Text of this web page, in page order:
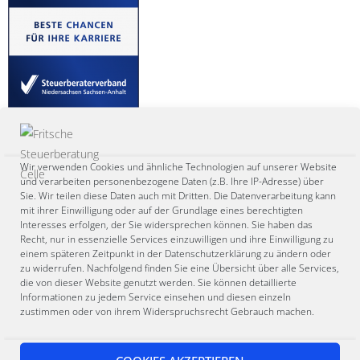
Wir verwenden Cookies und ähnliche Technologien auf unserer Website
und verarbeiten personenbezogene Daten (z.B. Ihre IP-Adresse) über
Sie. Wir teilen diese Daten auch mit Dritten. Die Datenverarbeitung kann
mit ihrer Einwilligung oder auf der Grundlage eines berechtigten
Interesses erfolgen, der Sie widersprechen können. Sie haben das
Recht, nur in essenzielle Services einzuwilligen und ihre Einwilligung zu
einem späteren Zeitpunkt in der Datenschutzerklärung zu ändern oder
zu widerrufen. Nachfolgend finden Sie eine Übersicht über alle Services,
die von dieser Website genutzt werden. Sie können detaillierte
Informationen zu jedem Service einsehen und diesen einzeln
zustimmen oder von ihrem Widerspruchsrecht Gebrauch machen.
Arbeitgeber-Qualitätssiegel 2023
Gegenseitige Wertschätzung wird bei uns groß geschrieben. Von
meiner Seite zeige ich dies durch
Kommunikation auf Augenhöhe
fairer Vergütung
einem kollegialen und modernen Arbeitsumfeld
zukunftsorientierter Arbeitsweise
flexiblen Arbeitszeitmodellen